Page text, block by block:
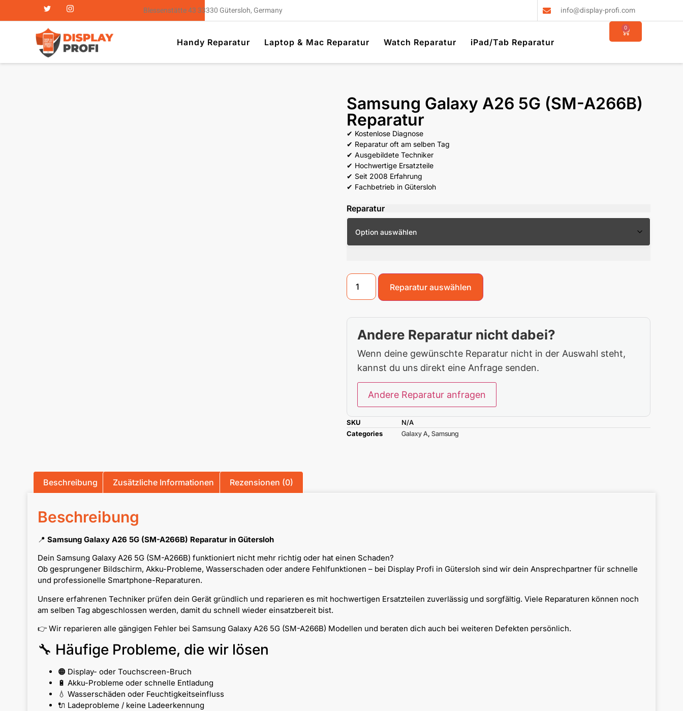
Blessenstätte 43 33330 Gütersloh, Germany info@display-profi.com
Handy Reparatur Laptop & Mac Reparatur Watch Reparatur iPad/Tab Reparatur
0
Samsung Galaxy A26 5G (SM-A266B)
Reparatur
✔ Kostenlose Diagnose
✔ Reparatur oft am selben Tag
✔ Ausgebildete Techniker
✔ Hochwertige Ersatzteile
✔ Seit 2008 Erfahrung
✔ Fachbetrieb in Gütersloh
Reparatur
Reparatur auswählen
Andere Reparatur nicht dabei?
Wenn deine gewünschte Reparatur nicht in der Auswahl steht,
kannst du uns direkt eine Anfrage senden.
Andere Reparatur anfragen
SKU
N/A
Categories
Galaxy A, Samsung
Beschreibung Zusätzliche Informationen Rezensionen (0)
Beschreibung
📍 Samsung Galaxy A26 5G (SM-A266B) Reparatur in Gütersloh
Dein Samsung Galaxy A26 5G (SM-A266B) funktioniert nicht mehr richtig oder hat einen Schaden?
Ob gesprungener Bildschirm, Akku-Probleme, Wasserschaden oder andere Fehlfunktionen – bei Display Profi in Gütersloh sind wir dein Ansprechpartner für schnelle
und professionelle Smartphone-Reparaturen.
Unsere erfahrenen Techniker prüfen dein Gerät gründlich und reparieren es mit hochwertigen Ersatzteilen zuverlässig und sorgfältig. Viele Reparaturen können noch
am selben Tag abgeschlossen werden, damit du schnell wieder einsatzbereit bist.
👉 Wir reparieren alle gängigen Fehler bei Samsung Galaxy A26 5G (SM-A266B) Modellen und beraten dich auch bei weiteren Defekten persönlich.
🔧 Häufige Probleme, die wir lösen
🟠 Display- oder Touchscreen-Bruch
🔋 Akku-Probleme oder schnelle Entladung
💧 Wasserschäden oder Feuchtigkeitseinfluss
🔌 Ladeprobleme / keine Ladeerkennung